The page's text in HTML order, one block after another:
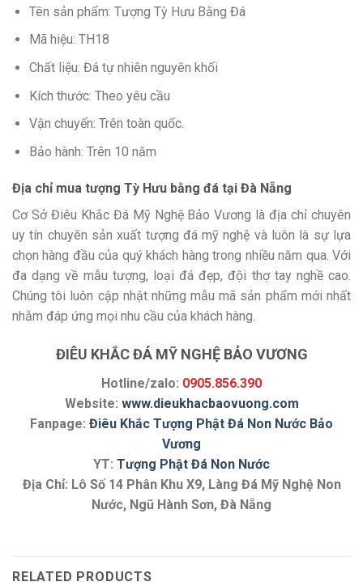
Tên sản phẩm: Tượng Tỳ Hưu Bằng Đá
Mã hiệu: TH18
Chất liệu: Đá tự nhiên nguyên khối
Kích thước: Theo yêu cầu
Vận chuyển: Trên toàn quốc.
Bảo hành: Trên 10 năm
Địa chỉ mua tượng Tỳ Hưu bằng đá tại Đà Nẵng
Cơ Sở Điêu Khắc Đá Mỹ Nghệ Bảo Vương là địa chỉ chuyên
uy tín chuyên sản xuất tượng đá mỹ nghệ và luôn là sự lựa
chọn hàng đầu của quý khách hàng trong nhiều năm qua. Với
đa dạng về mẫu tượng, loại đá đẹp, đội thợ tay nghề cao.
Chúng tôi luôn cập nhật những mẫu mã sản phẩm mới nhất
nhằm đáp ứng mọi nhu cầu của khách hàng.
ĐIÊU KHẮC ĐÁ MỸ NGHỆ BẢO VƯƠNG
Hotline/zalo: 0905.856.390
Website: www.dieukhacbaovuong.com
Fanpage: Điêu Khắc Tượng Phật Đá Non Nước Bảo
Vương
YT: Tượng Phật Đá Non Nước
Địa Chỉ: Lô Số 14 Phân Khu X9, Làng Đá Mỹ Nghệ Non
Nước, Ngũ Hành Sơn, Đà Nẵng
RELATED PRODUCTS